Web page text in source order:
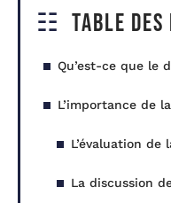
Table
Qu’est-ce que le
L’importance de
L’évaluation
La discussion